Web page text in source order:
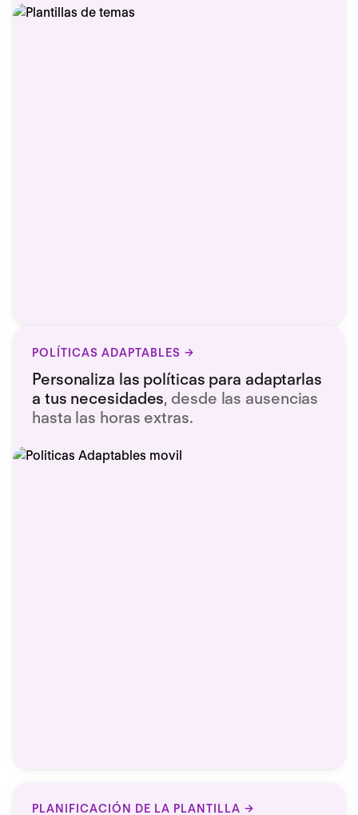
POLÍTICAS ADAPTABLES
Personaliza las políticas para adaptarlas
a tus necesidades, desde las ausencias
hasta las horas extras.
PLANIFICACIÓN DE LA PLANTILLA